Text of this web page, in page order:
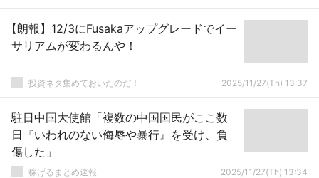
【朗報】12/3にFusakaアップグレードでイー
サリアムが変わるんや！
投資ネタ集めておいたのだ！ 2025/11/27(Th) 13:37
駐日中国大使館「複数の中国国民がここ数
日『いわれのない侮辱や暴行』を受け、負
傷した」
稼げるまとめ速報 2025/11/27(Th) 13:34